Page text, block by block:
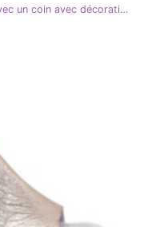
ARTIKER Sandales en cuir pour femmes avec un coin avec décoration Artker 56C0109 Zlotys doré